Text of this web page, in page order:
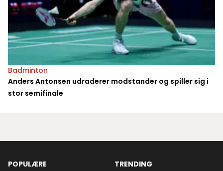
Badminton
Anders Antonsen udraderer modstander og spiller sig i
stor semifinale
POPULÆRE
TRENDING